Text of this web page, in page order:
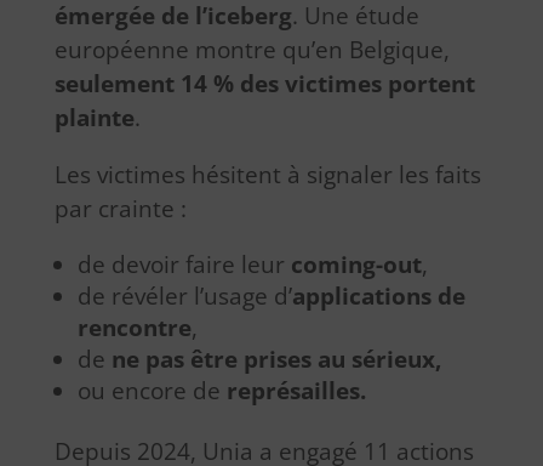
émergée de l’iceberg. Une étude
européenne montre qu’en Belgique,
seulement 14 % des victimes portent
plainte.
Les victimes hésitent à signaler les faits
par crainte :
de devoir faire leur coming-out,
de révéler l’usage d’applications de
rencontre,
de ne pas être prises au sérieux,
ou encore de représailles.
Depuis 2024, Unia a engagé 11 actions